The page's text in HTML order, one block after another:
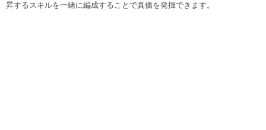
昇するスキルを一緒に編成することで真価を発揮できます。